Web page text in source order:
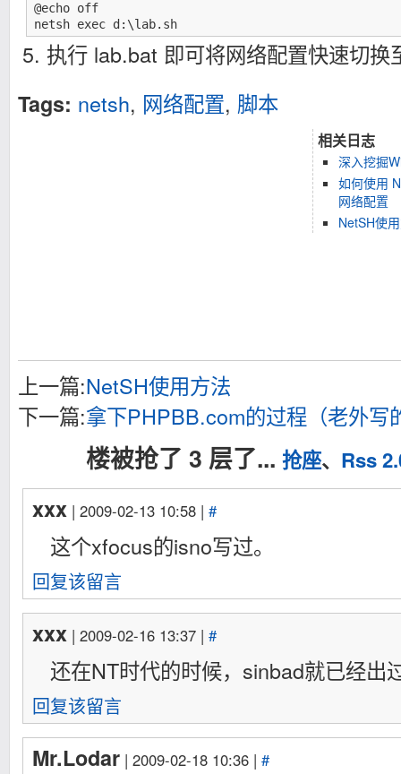
@echo off
netsh exec d:\lab.sh
5. 执行 lab.bat 即可将网络配置快速切换
Tags: netsh, 网络配置, 脚本
相关日志
深入挖掘
如何使用
网络配置
NetSH使
上一篇:NetSH使用方法
下一篇:拿下PHPBB.com的过程（老外写
楼被抢了 3 层了... 抢座、 Rss
xxx | 2009-02-13 10:58 | #
这个xfocus的isno写过。
回复该留言
xxx | 2009-02-16 13:37 | #
还在NT时代的时候，sinbad就已经出
回复该留言
Mr.Lodar | 2009-02-18 10:36 | #